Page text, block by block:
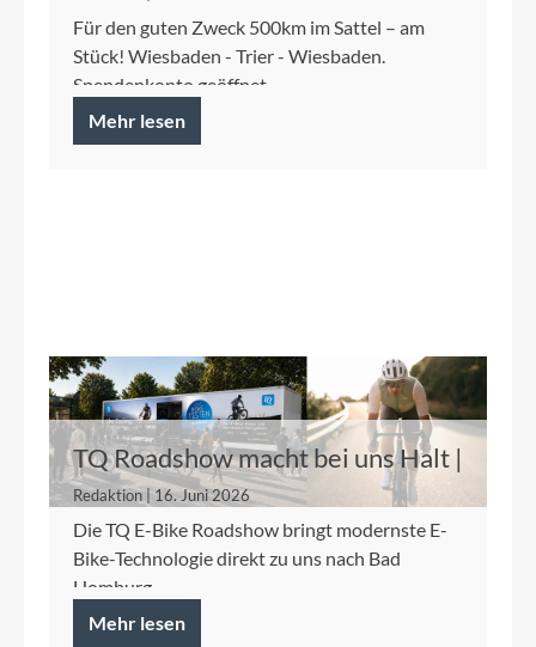
Für den guten Zweck 500km im Sattel – am
Stück! Wiesbaden - Trier - Wiesbaden.
Spendenkonto geöffnet.
Mehr lesen
TQ Roadshow macht bei uns Halt |
21.06.2026
Redaktion | 16. Juni 2026
Die TQ E-Bike Roadshow bringt modernste E-
Bike-Technologie direkt zu uns nach Bad
Homburg.
Mehr lesen